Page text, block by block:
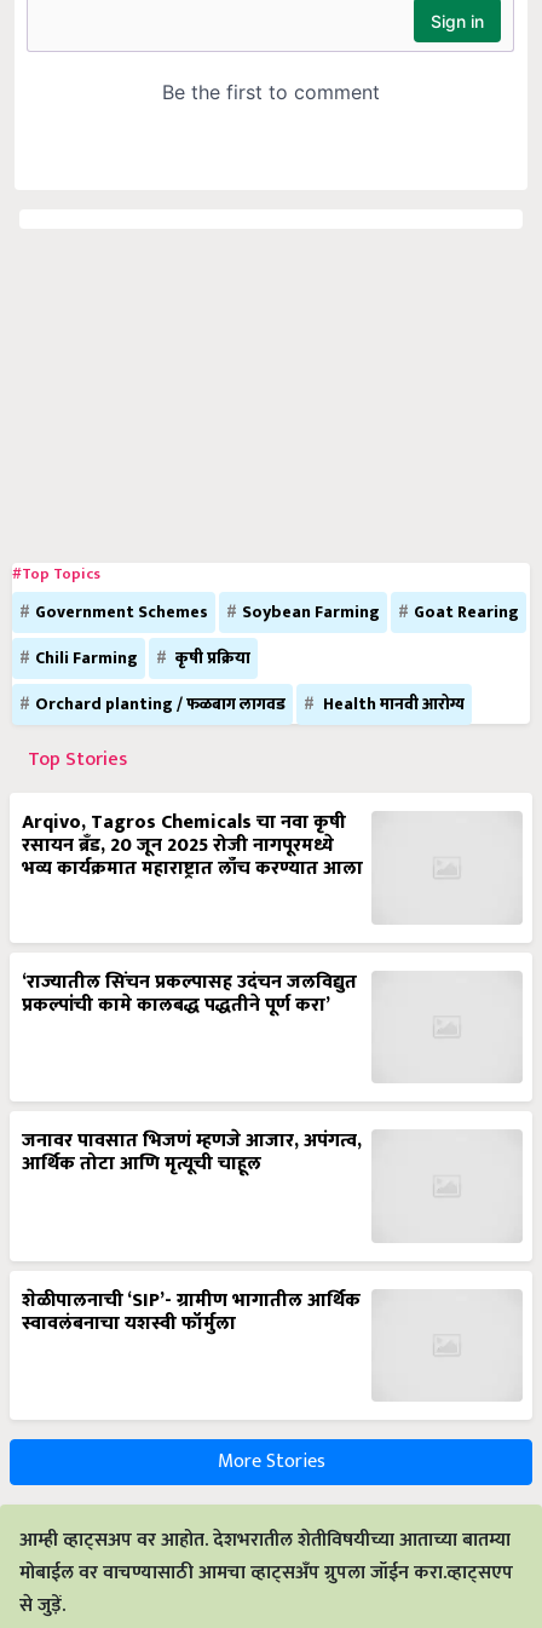
#Top Topics
Government Schemes Soybean Farming
Goat Rearing
Chili Farming
कृषी प्रक्रिया
Orchard planting / फळबाग लागवड
Health मानवी आरोग्य
Top Stories
Arqivo, Tagros Chemicals चा नवा कृषी
रसायन ब्रँड, 20 जून 2025 रोजी नागपूरमध्ये
भव्य कार्यक्रमात महाराष्ट्रात लाँच करण्यात आला
‘राज्यातील सिंचन प्रकल्पासह उदंचन जलविद्युत
प्रकल्पांची कामे कालबद्ध पद्धतीने पूर्ण करा’
जनावर पावसात भिजणं म्हणजे आजार, अपंगत्व,
आर्थिक तोटा आणि मृत्यूची चाहूल
शेळीपालनाची ‘SIP’- ग्रामीण भागातील आर्थिक
स्वावलंबनाचा यशस्वी फॉर्मुला
More Stories
आम्ही व्हाट्सअप वर आहोत. देशभरातील शेतीविषयीच्या आताच्या बातम्या
मोबाईल वर वाचण्यासाठी आमचा व्हाट्सअँप ग्रुपला जॉईन करा.व्हाट्सएप
से जुड़ें.